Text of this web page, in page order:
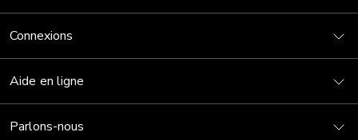
Connexions
Aide en ligne
Parlons-nous